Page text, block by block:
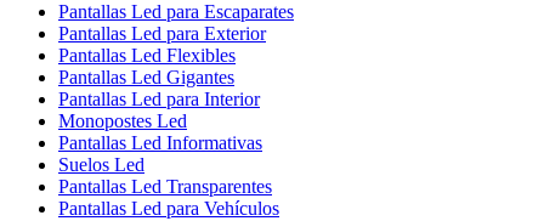
Pantallas Led para Escaparates
Pantallas Led para Exterior
Pantallas Led Flexibles
Pantallas Led Gigantes
Pantallas Led para Interior
Monopostes Led
Pantallas Led Informativas
Suelos Led
Pantallas Led Transparentes
Pantallas Led para Vehículos